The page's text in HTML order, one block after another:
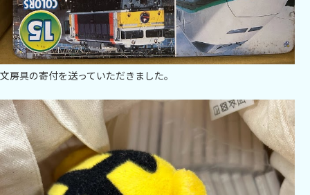
文房具の寄付を送っていただきました。